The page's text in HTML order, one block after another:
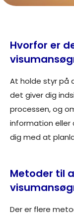
Hvorfor er
At holde styr på
det giver dig
processen, og
information
dig med at
Metoder til
Der er flere